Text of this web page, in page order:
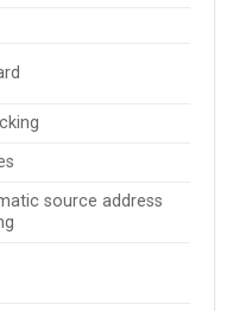
source address